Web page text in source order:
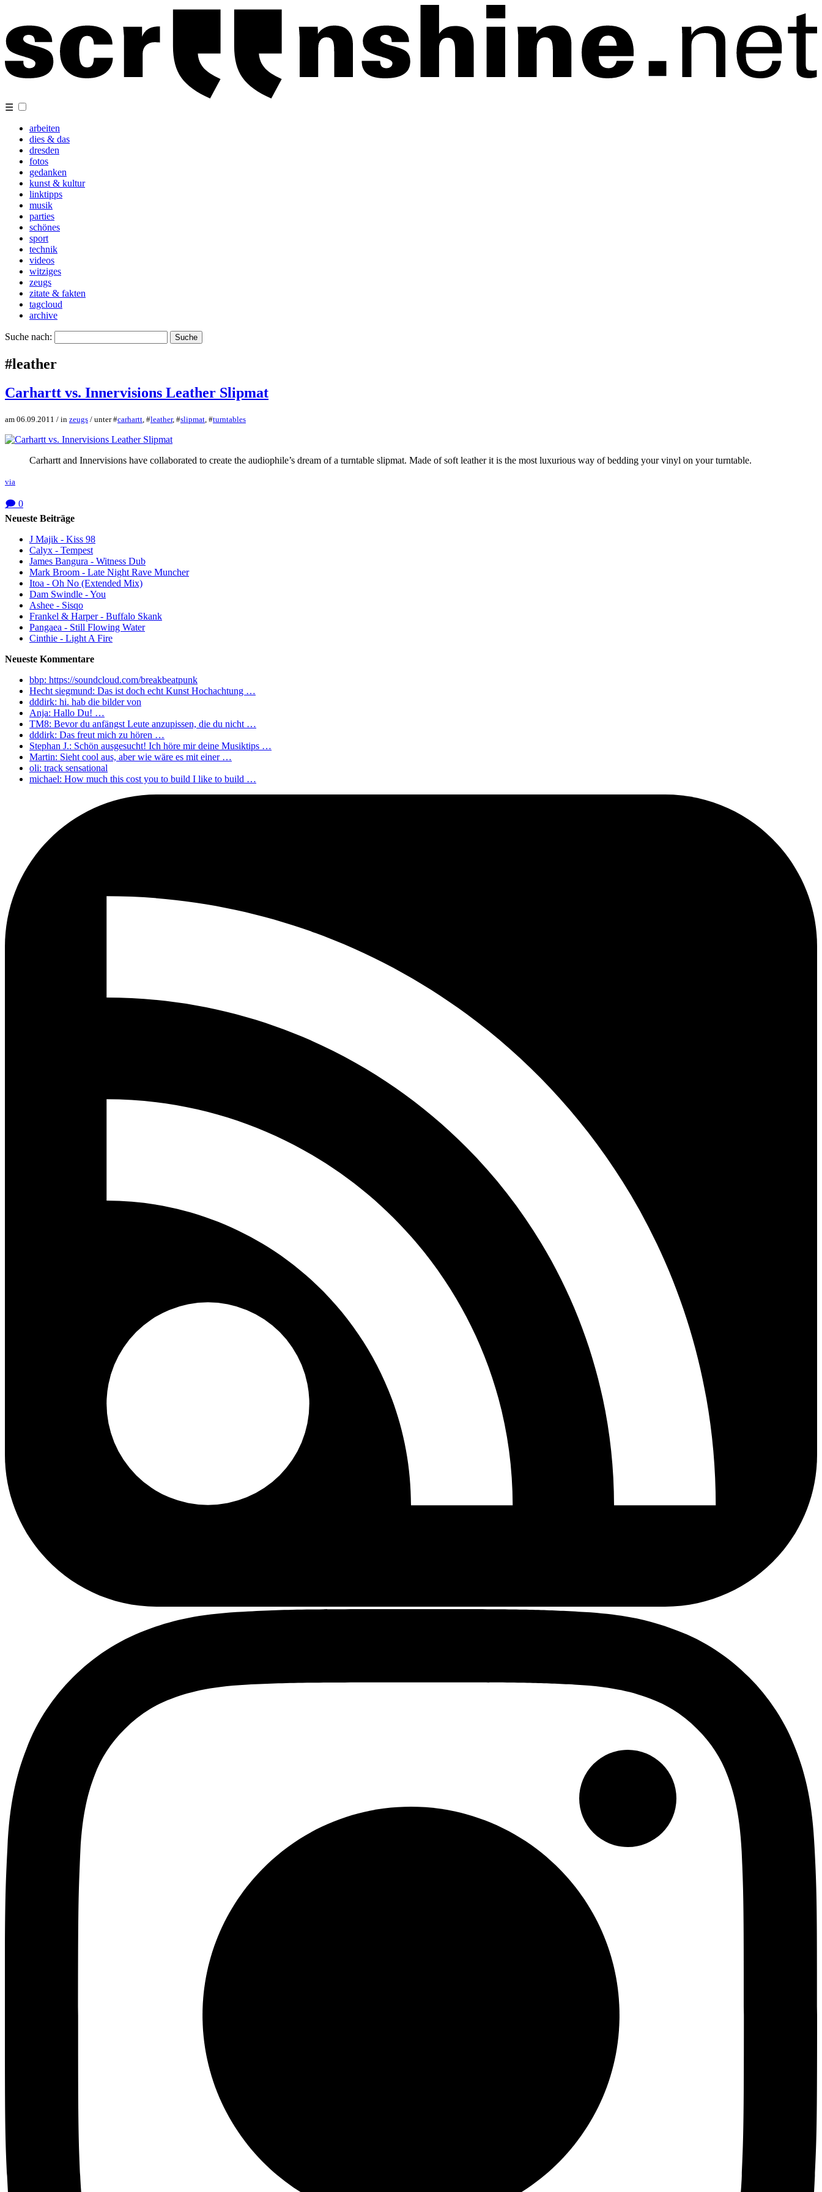
☰
arbeiten
dies & das
dresden
fotos
gedanken
kunst & kultur
linktipps
musik
parties
schönes
sport
technik
videos
witziges
zeugs
zitate & fakten
tagcloud
archive
Suche nach:
#leather
Carhartt vs. Innervisions Leather Slipmat
am 06.09.2011 / in zeugs / unter #carhartt, #leather, #slipmat, #turntables
Carhartt and Innervisions have collaborated to create the audiophile’s dream of a turntable slipmat. Made of soft leather it is the most luxurious way of bedding your vinyl on your turntable.
via
🗩 0
Neueste Beiträge
J Majik - Kiss 98
Calyx - Tempest
James Bangura - Witness Dub
Mark Broom - Late Night Rave Muncher
Itoa - Oh No (Extended Mix)
Dam Swindle - You
Ashee - Sisqo
Frankel & Harper - Buffalo Skank
Pangaea - Still Flowing Water
Cinthie - Light A Fire
Neueste Kommentare
bbp: https://soundcloud.com/breakbeatpunk
Hecht siegmund: Das ist doch echt Kunst Hochachtung …
dddirk: hi. hab die bilder von
Anja: Hallo Du! …
TM8: Bevor du anfängst Leute anzupissen, die du nicht …
dddirk: Das freut mich zu hören …
Stephan J.: Schön ausgesucht! Ich höre mir deine Musiktips …
Martin: Sieht cool aus, aber wie wäre es mit einer …
oli: track sensational
michael: How much this cost you to build I like to build …